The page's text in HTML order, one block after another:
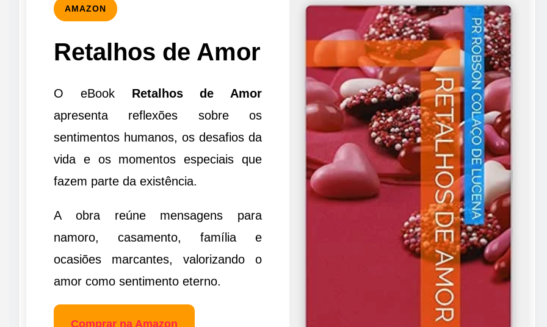
AMAZON
Retalhos de Amor
O eBook Retalhos de Amor
apresenta reflexões sobre os
sentimentos humanos, os desafios da
vida e os momentos especiais que
fazem parte da existência.
A obra reúne mensagens para
namoro, casamento, família e
ocasiões marcantes, valorizando o
amor como sentimento eterno.
Comprar na Amazon